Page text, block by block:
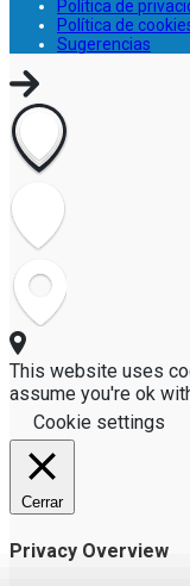
YouTube
Política de
Política de
Sugerencias
This website uses
assume you're ok
Cookie settings
Cerrar
Privacy Overview